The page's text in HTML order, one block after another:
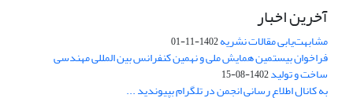
آخرین اخبار
مشابهت‌یابی مقالات نشریه1402-11-01
فراخوان بیستمین همایش ملی و نهمین کنفرانس بین المللی مهندسی
ساخت و تولید1402-08-15
به کانال اطلاع رسانی انجمن در تلگرام بپیوندید ...